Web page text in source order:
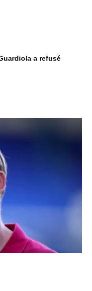
a refusé